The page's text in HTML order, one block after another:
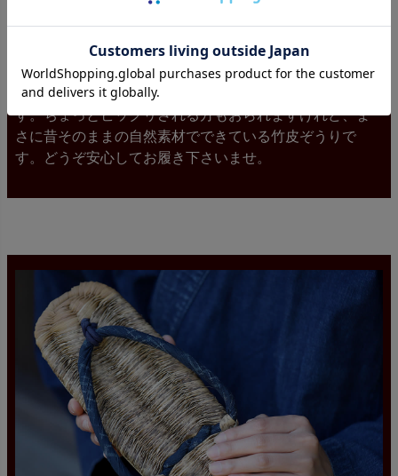
竹皮ぞうりの芯、鼻緒、前ツボ（親指で挟む箇所）に
は、それぞれ稲ワラが使われてます。田んぼの多い高知
県ですからワラも豊富、職人さんによっては収穫期に近
くの農家のお手伝いをしてワラを沢山頂いてきて、専用
のワラ打ち機でしごいて適度な硬さの稲ワラに加工しま
す。ちょっとビックリされる方もおられますけれど、ま
さに昔そのままの自然素材でできている竹皮ぞうりで
す。どうぞ安心してお履き下さいませ。